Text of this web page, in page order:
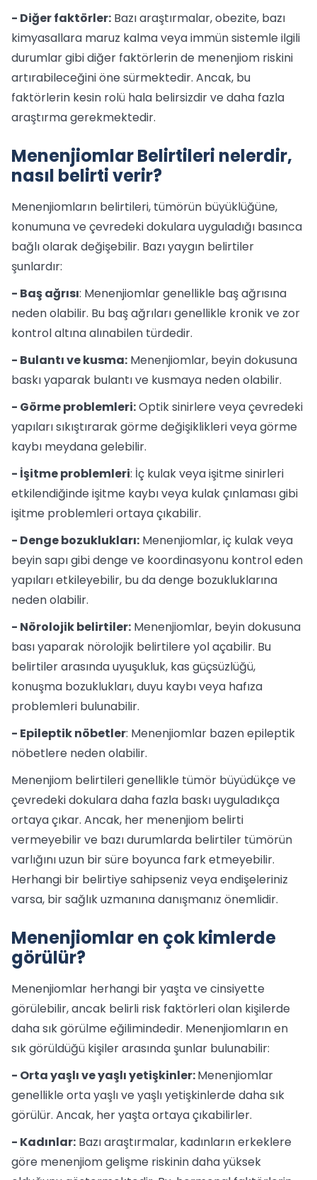
- Diğer faktörler: Bazı araştırmalar, obezite, bazı
kimyasallara maruz kalma veya immün sistemle ilgili
durumlar gibi diğer faktörlerin de menenjiom riskini
artırabileceğini öne sürmektedir. Ancak, bu
faktörlerin kesin rolü hala belirsizdir ve daha fazla
araştırma gerekmektedir.
Menenjiomlar Belirtileri nelerdir,
nasıl belirti verir?
Menenjiomların belirtileri, tümörün büyüklüğüne,
konumuna ve çevredeki dokulara uyguladığı basınca
bağlı olarak değişebilir. Bazı yaygın belirtiler
şunlardır:
- Baş ağrısı: Menenjiomlar genellikle baş ağrısına
neden olabilir. Bu baş ağrıları genellikle kronik ve zor
kontrol altına alınabilen türdedir.
- Bulantı ve kusma: Menenjiomlar, beyin dokusuna
baskı yaparak bulantı ve kusmaya neden olabilir.
- Görme problemleri:Optik sinirlere veya çevredeki
yapıları sıkıştırarak görme değişiklikleri veya görme
kaybı meydana gelebilir.
- İşitme problemleri: İç kulak veya işitme sinirleri
etkilendiğinde işitme kaybı veya kulak çınlaması gibi
işitme problemleri ortaya çıkabilir.
- Denge bozuklukları: Menenjiomlar, iç kulak veya
beyin sapı gibi denge ve koordinasyonu kontrol eden
yapıları etkileyebilir, bu da denge bozukluklarına
neden olabilir.
- Nörolojik belirtiler: Menenjiomlar, beyin dokusuna
bası yaparak nörolojik belirtilere yol açabilir. Bu
belirtiler arasında uyuşukluk, kas güçsüzlüğü,
konuşma bozuklukları, duyu kaybı veya hafıza
problemleri bulunabilir.
- Epileptik nöbetler: Menenjiomlar bazen epileptik
nöbetlere neden olabilir.
Menenjiom belirtileri genellikle tümör büyüdükçe ve
çevredeki dokulara daha fazla baskı uyguladıkça
ortaya çıkar. Ancak, her menenjiom belirti
vermeyebilir ve bazı durumlarda belirtiler tümörün
varlığını uzun bir süre boyunca fark etmeyebilir.
Herhangi bir belirtiye sahipseniz veya endişeleriniz
varsa, bir sağlık uzmanına danışmanız önemlidir.
Menenjiomlar en çok kimlerde
görülür?
Menenjiomlar herhangi bir yaşta ve cinsiyette
görülebilir, ancak belirli risk faktörleri olan kişilerde
daha sık görülme eğilimindedir. Menenjiomların en
sık görüldüğü kişiler arasında şunlar bulunabilir:
- Orta yaşlı ve yaşlı yetişkinler:Menenjiomlar
genellikle orta yaşlı ve yaşlı yetişkinlerde daha sık
görülür. Ancak, her yaşta ortaya çıkabilirler.
- Kadınlar: Bazı araştırmalar, kadınların erkeklere
göre menenjiom gelişme riskinin daha yüksek